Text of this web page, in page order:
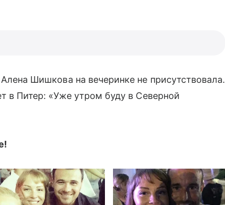
Шишкова на вечеринке не присутствовала.
в Питер: «Уже утром буду в Северной